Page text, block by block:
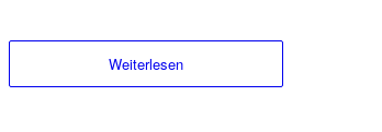
Weiterlesen